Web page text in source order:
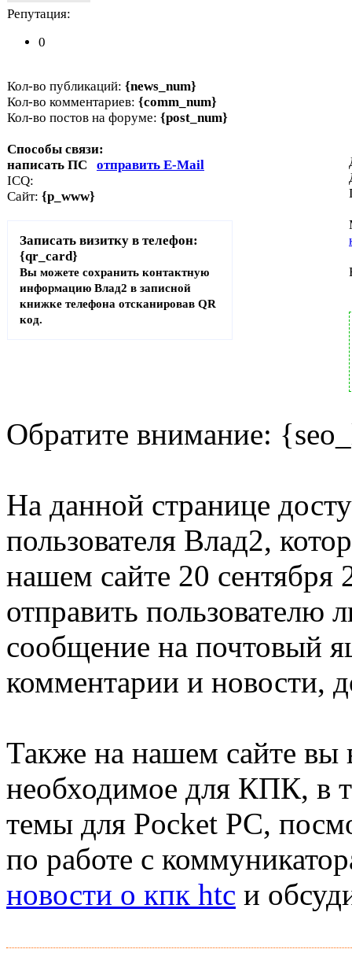
Репутация:
0
Кол-во публикаций: {news_num}
Кол-во комментариев: {comm_num}
Кол-во постов на форуме: {post_num}
Способы связи:
написать ПС отправить E-Mail
ICQ:
Сайт: {p_www}
Записать визитку в телефон:
{qr_card}
Вы можете сохранить контактную
информацию Влад2 в записной
книжке телефона отсканировав QR
код.
Обратите внимание:
На данной странице
пользователя Влад2,
нашем сайте 20
отправить пользователю
сообщение на почтовый
комментарии и новости,
Также на нашем сайте вы
необходимое для КПК, в
темы для Pocket PC,
по работе с
новости о кпк htc и